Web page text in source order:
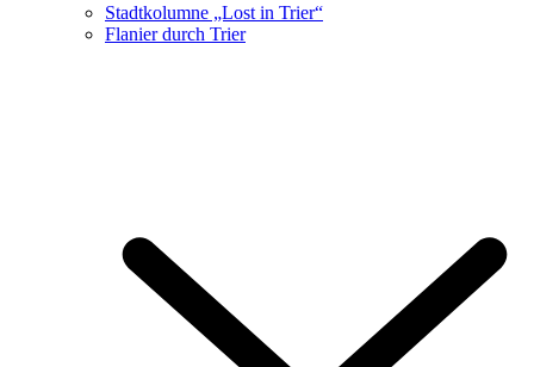
Stadtkolumne „Lost in Trier“
Flanier durch Trier